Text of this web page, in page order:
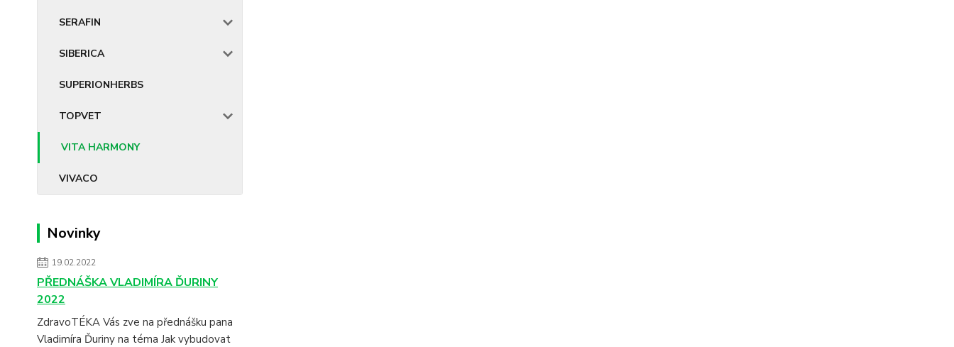
SERAFIN
SIBERICA
SUPERIONHERBS
TOPVET
VITA HARMONY
VIVACO
Novinky
19.02.2022
PŘEDNÁŠKA VLADIMÍRA ĎURINY
2022
ZdravoTÉKA Vás zve na přednášku pana
Vladimíra Ďuriny na téma Jak vybudovat